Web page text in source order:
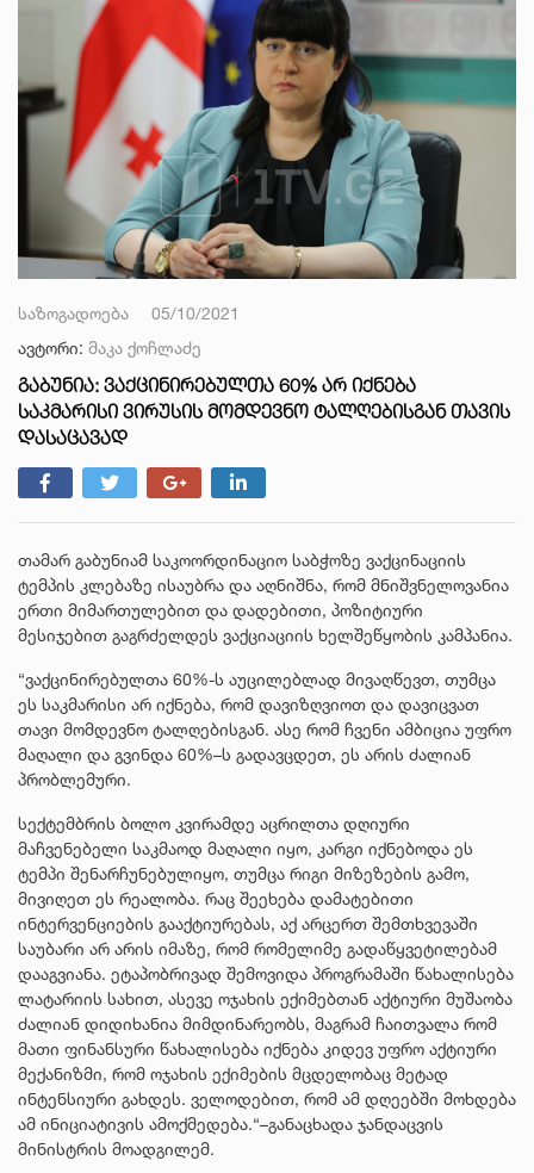
საზოგადოება
05/10/2021
ავტორი: მაკა ქოჩლაძე
ᲒᲐᲑᲣᲜᲘᲐ: ᲕᲐᲥᲪᲘᲜᲘᲠᲔᲑᲣᲚᲗᲐ 60% ᲐᲠ ᲘᲥᲜᲔᲑᲐ
ᲡᲐᲙᲛᲐᲠᲘᲡᲘ ᲕᲘᲠᲣᲡᲘᲡ ᲛᲝᲛᲓᲔᲕᲜᲝ ᲢᲐᲚᲦᲔᲑᲘᲡᲒᲐᲜ ᲗᲐᲕᲘᲡ
ᲓᲐᲡᲐᲪᲐᲕᲐᲓ
თამარ გაბუნიამ საკოორდინაციო საბჭოზე ვაქცინაციის
ტემპის კლებაზე ისაუბრა და აღნიშნა, რომ მნიშვნელოვანია
ერთი მიმართულებით და დადებითი, პოზიტიური
მესიჯებით გაგრძელდეს ვაქციაციის ხელშეწყობის კამპანია.
“ვაქცინირებულთა 60%-ს აუცილებლად მივაღწევთ, თუმცა
ეს საკმარისი არ იქნება, რომ დავიზღვიოთ და დავიცვათ
თავი მომდევნო ტალღებისგან. ასე რომ ჩვენი ამბიცია უფრო
მაღალი და გვინდა 60%–ს გადავცდეთ, ეს არის ძალიან
პრობლემური.
სექტემბრის ბოლო კვირამდე აცრილთა დღიური
მაჩვენებელი საკმაოდ მაღალი იყო, კარგი იქნებოდა ეს
ტემპი შენარჩუნებულიყო, თუმცა რიგი მიზეზების გამო,
მივიღეთ ეს რეალობა. რაც შეეხება დამატებითი
ინტერვენციების გააქტიურებას, აქ არცერთ შემთხვევაში
საუბარი არ არის იმაზე, რომ რომელიმე გადაწყვეტილებამ
დააგვიანა. ეტაპობრივად შემოვიდა პროგრამაში წახალისება
ლატარიის სახით, ასევე ოჯახის ექიმებთან აქტიური მუშაობა
ძალიან დიდიხანია მიმდინარეობს, მაგრამ ჩაითვალა რომ
მათი ფინანსური წახალისება იქნება კიდევ უფრო აქტიური
მექანიზმი, რომ ოჯახის ექიმების მცდელობაც მეტად
ინტენსიური გახდეს. ველოდებით, რომ ამ დღეებში მოხდება
ამ ინიციატივის ამოქმედება.“–განაცხადა ჯანდაცვის
მინისტრის მოადგილემ.